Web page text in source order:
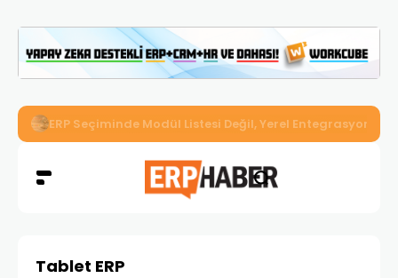
İkizler Aydınlatma, Workcube ERP ile Üretim, Satış ve
Tablet ERP